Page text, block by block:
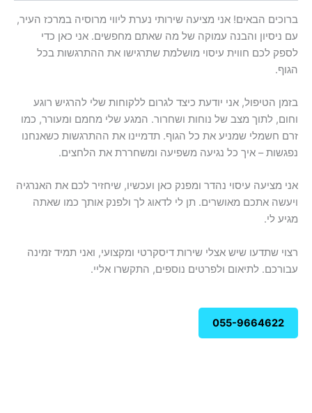
ברוכים הבאים! אני מציעה שירותי נערת ליווי מרוסיה במרכז העיר,
עם ניסיון והבנה עמוקה של מה שאתם מחפשים. אני כאן כדי
לספק לכם חווית עיסוי מושלמת שתרגישו את ההתרגשות בכל
הגוף.
בזמן הטיפול, אני יודעת כיצד לגרום ללקוחות שלי להרגיש רוגע
וחום, לתוך מצב של נוחות ושחרור. המגע שלי מחמם ומעורר, כמו
זרם חשמלי שמניע את כל הגוף. תדמיינו את ההתרגשות כשאנחנו
נפגשות – איך כל נגיעה משפיעה ומשחררת את הלחצים.
אני מציעה עיסוי נהדר ומפנק כאן ועכשיו, שיחזיר לכם את האנרגיה
ויעשה אתכם מאושרים. תן לי לדאוג לך ולפנק אותך כמו שאתה
מגיע לי.
רצוי שתדעו שיש אצלי שירות דיסקרטי ומקצועי, ואני תמיד זמינה
עבורכם. לתיאום ולפרטים נוספים, התקשרו אליי.
055-9664622